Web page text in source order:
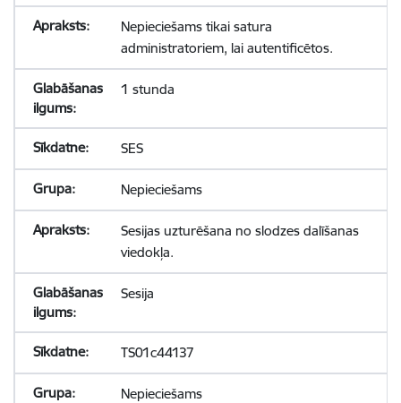
Nepieciešams tikai satura
administratoriem, lai autentificētos.
1 stunda
SES
Nepieciešams
Sesijas uzturēšana no slodzes dalīšanas
viedokļa.
Sesija
TS01c44137
Nepieciešams